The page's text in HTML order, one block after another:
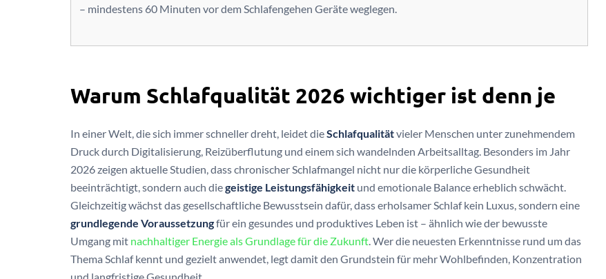
– mindestens 60 Minuten vor dem Schlafengehen Geräte weglegen.
Warum Schlafqualität 2026 wichtiger ist denn je
In einer Welt, die sich immer schneller dreht, leidet dieSchlafqualitätvieler Menschen unter zunehmendem
Druck durch Digitalisierung, Reizüberflutung und einem sich wandelnden Arbeitsalltag. Besonders im Jahr
2026 zeigen aktuelle Studien, dass chronischer Schlafmangel nicht nur die körperliche Gesundheit
beeinträchtigt, sondern auch diegeistige Leistungsfähigkeit und emotionale Balance erheblich schwächt.
Gleichzeitig wächst das gesellschaftliche Bewusstsein dafür, dass erholsamer Schlaf kein Luxus, sondern eine
grundlegende Voraussetzungfür ein gesundes und produktives Leben ist – ähnlich wie der bewusste
Umgang mit nachhaltiger Energie als Grundlage für die Zukunft. Wer die neuesten Erkenntnisse rund um das
Thema Schlaf kennt und gezielt anwendet, legt damit den Grundstein für mehr Wohlbefinden, Konzentration